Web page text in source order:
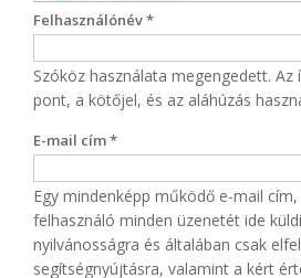
Felhasználónév*
Szóköz használata megengedett. Az
pont, a kötőjel, és az aláhúzás
E-mail cím*
Egy mindenképp működő e-mail
felhasználó minden üzenetét ide
nyilvánosságra és általában csak
segítségnyújtásra, valamint a kért